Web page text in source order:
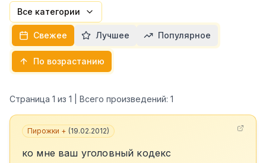
Все категории
Свежее Лучшее Популярное
По возрастанию
Страница 1 из 1 | Всего произведений: 1
Пирожки + (19.02.2012)
ко мне ваш уголовный кодекс